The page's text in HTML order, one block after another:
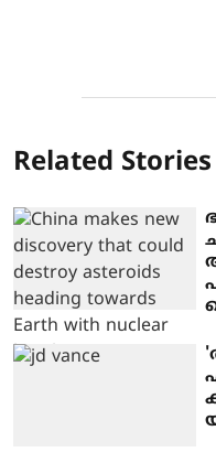
Related Stories